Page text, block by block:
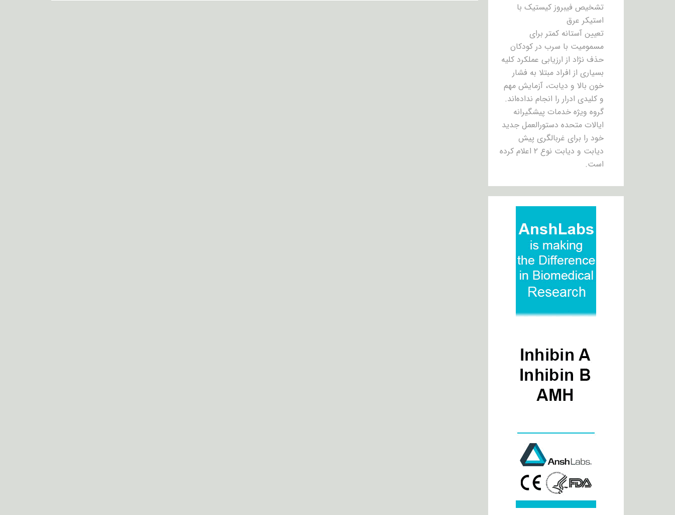
تشخیص فیبروز کیستیک با
استیکر عرق
تعیین آستانه کمتر برای
مسمومیت با سرب در کودکان
حذف نژاد از ارزیابی عملکرد کلیه
بسیاری از افراد مبتلا به فشار
خون بالا و دیابت، آزمایش مهم
و کلیدی ادرار را انجام نداده‌اند.
گروه ویژه خدمات پیشگیرانه
ایالات متحده دستورالعمل جدید
خود را برای غربالگری پیش
دیابت و دیابت نوع ۲ اعلام کرده
است.